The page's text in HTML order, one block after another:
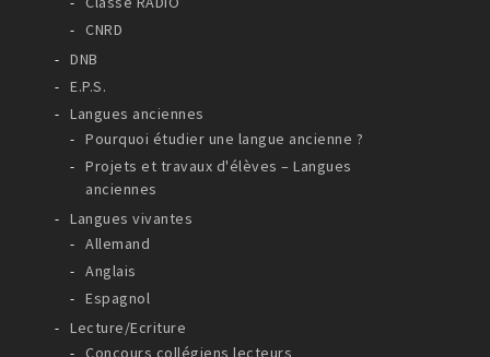
CNRD
DNB
E.P.S.
Langues anciennes
Pourquoi étudier une langue ancienne ?
Projets et travaux d'élèves – Langues
anciennes
Langues vivantes
Allemand
Anglais
Espagnol
Lecture/Ecriture
Concours collégiens lecteurs